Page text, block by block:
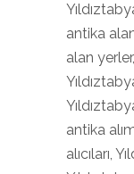
antika
alan
antika
alıcıları,